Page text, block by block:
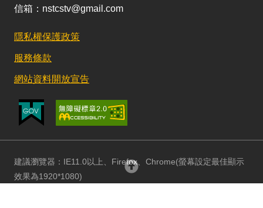
信箱：nstcstv@gmail.com
隱私權保護政策
服務條款
網站資料開放宣告
建議瀏覽器：IE11.0以上、Firefox、Chrome(螢幕設定最佳顯示
效果為1920*1080)
回頂部